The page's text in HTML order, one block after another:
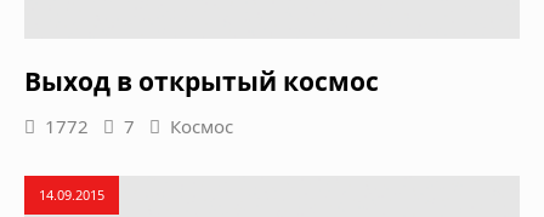
Выход в открытый космос
1772 7 Космос
14.09.2015